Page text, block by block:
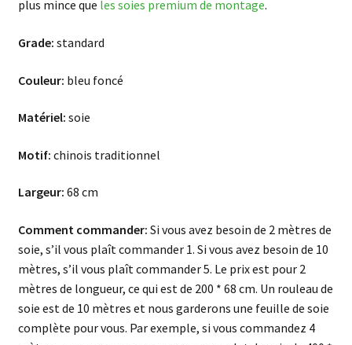
plus mince que les soies premium de montage.
Grade: standard
Couleur: bleu foncé
Matériel: soie
Motif: chinois traditionnel
Largeur: 68 cm
Comment commander: Si vous avez besoin de 2 mètres de
soie, s’il vous plaît commander 1. Si vous avez besoin de 10
mètres, s’il vous plaît commander 5. Le prix est pour 2
mètres de longueur, ce qui est de 200 * 68 cm. Un rouleau de
soie est de 10 mètres et nous garderons une feuille de soie
complète pour vous. Par exemple, si vous commandez 4